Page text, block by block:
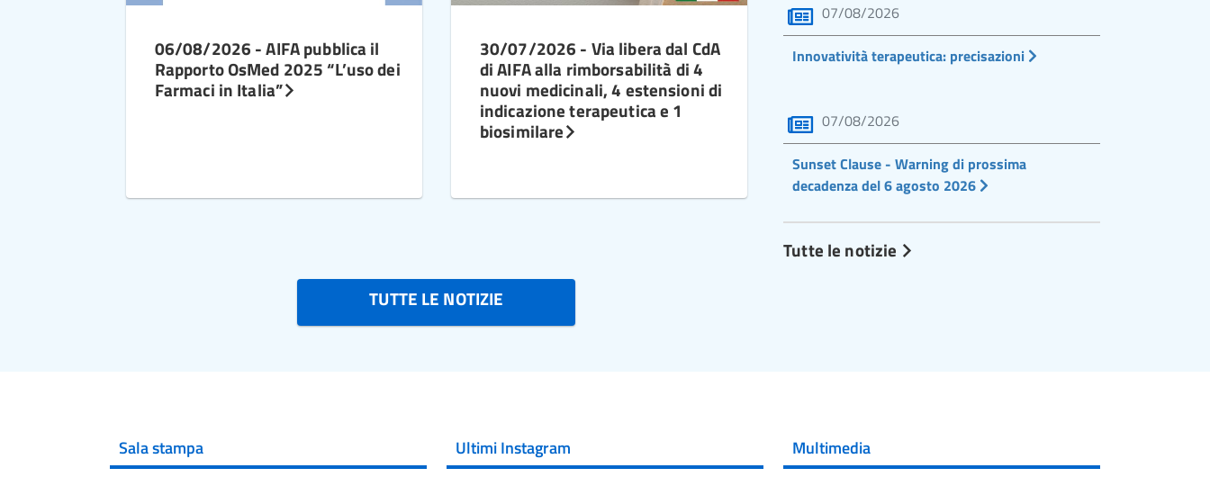
06/08/2026 - AIFA pubblica il
Rapporto OsMed 2025 “L’uso dei
Farmaci in Italia”
30/07/2026 - Via libera dal CdA
di AIFA alla rimborsabilità di 4
nuovi medicinali, 4 estensioni di
indicazione terapeutica e 1
biosimilare
TUTTE LE NOTIZIE
07/08/2026
Innovatività terapeutica: precisazioni
07/08/2026
Sunset Clause - Warning di prossima
decadenza del 6 agosto 2026
Tutte le notizie
Sala stampa Ultimi Instagram Multimedia